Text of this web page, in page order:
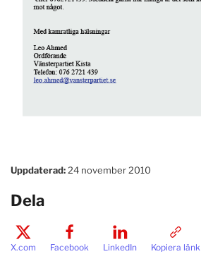
Uppdaterad: 24 november 2010
Dela
X.com Facebook LinkedIn Kopiera länk